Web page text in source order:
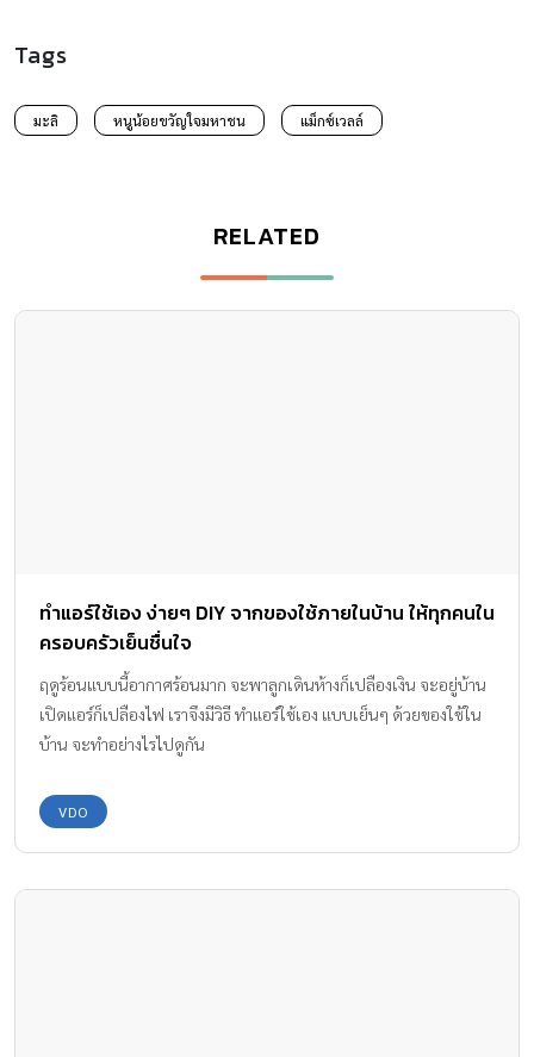
Tags
มะลิ หนูน้อยขวัญใจมหาชน แม็กซ์เวลล์
RELATED
ทําแอร์ใช้เอง ง่ายๆ DIY จากของใช้ภายในบ้าน ให้ทุกคนใน
ครอบครัวเย็นชื่นใจ
ฤดูร้อนแบบนี้อากาศร้อนมาก จะพาลูกเดินห้างก็เปลืองเงิน จะอยู่บ้าน
เปิดแอร์ก็เปลืองไฟ เราจึงมีวิธี ทําแอร์ใช้เอง แบบเย็นๆ ด้วยของใช้ใน
บ้าน จะทำอย่างไรไปดูกัน
VDO